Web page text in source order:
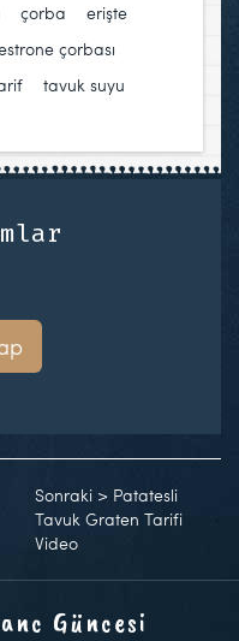
çorba erişte
çorbası
tavuk suyu
Sonraki > Patatesli
Tavuk Graten Tarifi
Video
Güncesi